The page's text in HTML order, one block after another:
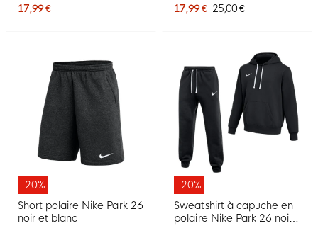
17,99 €
17,99 € 25,00 €
-20%
Short polaire Nike Park 26
noir et blanc
-20%
Sweatshirt à capuche en
polaire Nike Park 26 noir